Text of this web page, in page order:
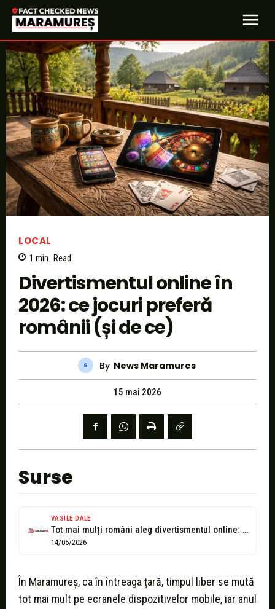
LOCAL
1 min. Read
Divertismentul online în
2026: ce jocuri preferă
românii (și de ce)
By News Maramures
15 mai 2026
Surse
VASILE DALE
Tot mai mulți români aleg divertismentul online: ce jocuri sunt în trend...
14/05/2026
În Maramureș, ca în întreaga țară, timpul liber se mută
tot mai mult pe ecranele dispozitivelor mobile, iar anul